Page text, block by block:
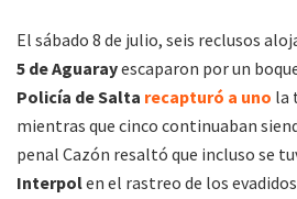
El sábado 8 de julio, seis reclusos
5 de Aguarayescaparon por un
Policía de Salta recapturó a uno la
mientras que cinco continuaban
penal Cazón resaltó que incluso se
Interpolen el rastreo de los